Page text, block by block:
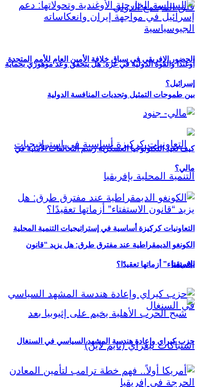
الحضور الإفريقي في سباق خلافة الأمين العام للأمم المتحدة
بين طموحات التمثيل وتحديات المنافسة الدولية
التعاونيات كركيزة أساسية في إستراتيجيات التنمية المحلية
بإفريقيا
أوغندا والقوة الدولية في غزة: هل يتحقق وعد موهوزي بحماية
إسرائيل؟
كيف تعيد التكنولوجيا العسكرية رسم التحالفات الأمنية في
مالي؟
الكونغو الديمقراطية عند مفترق طرق: هل يزيد “قانون
الاستفتاء” أزماتها تعقيدًا؟
حزب كيراي وإعادة هندسة المشهد السياسي في السنغال